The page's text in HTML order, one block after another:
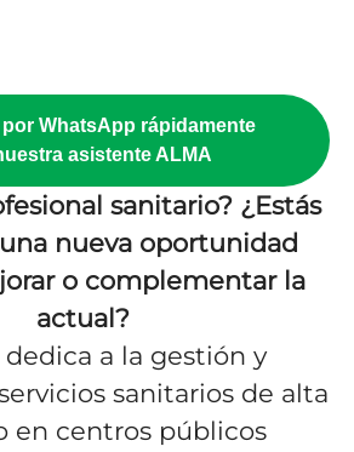
por WhatsApp rápidamente
asistente ALMA
sanitario? ¿Estás
nueva oportunidad
o complementar la
actual?
dedica a la gestión y
sanitarios de alta
en centros públicos